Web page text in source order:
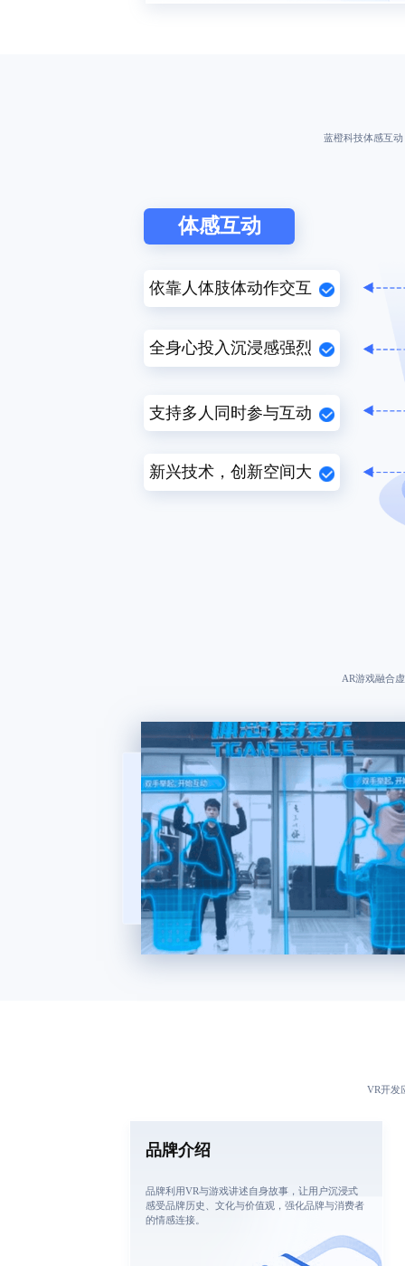
蓝橙科技体感互
体感互动
依靠人体肢体动作交互
全身心投入沉浸感强烈
支持多人同时参与互动
新兴技术，创新空间大
AR游戏融合
VR开发
品牌介绍
品牌利用VR与游戏讲述自身故事，让用户沉浸式
感受品牌历史、文化与价值观，强化品牌与消费者
的情感连接。